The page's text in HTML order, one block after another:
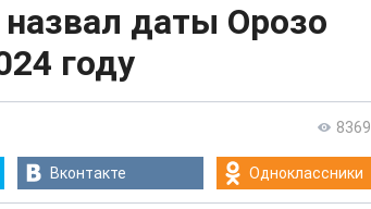
даты Орозо
году
8369
Вконтакте Одноклассники